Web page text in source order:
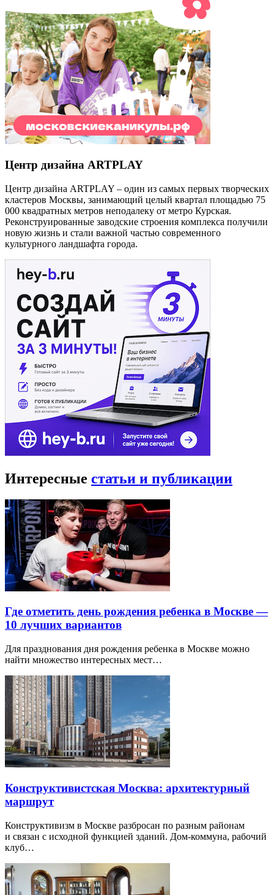
Центр дизайна ARTPLAY
Центр дизайна ARTPLAY – один из самых первых творческих
кластеров Москвы, занимающий целый квартал площадью 75
000 квадратных метров неподалеку от метро Курская.
Реконструированные заводские строения комплекса получили
новую жизнь и стали важной частью современного
культурного ландшафта города.
Интересные статьи и публикации
Где отметить день рождения ребенка в Москве —
10 лучших вариантов
Для празднования дня рождения ребенка в Москве можно
найти множество интересных мест…
Конструктивистская Москва: архитектурный
маршрут
Конструктивизм в Москве разбросан по разным районам
и связан с исходной функцией зданий. Дом-коммуна, рабочий
клуб…